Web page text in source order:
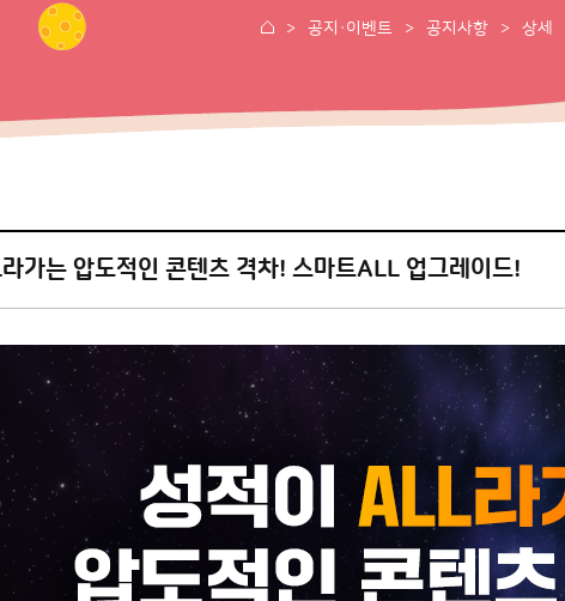
공지·이벤트 공지사항 상세
가는 압도적인 콘텐츠 격차! 스마트ALL 업그레이드!